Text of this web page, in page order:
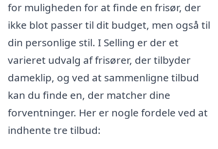
for muligheden for at finde en frisør, der
ikke blot passer til dit budget, men også til
din personlige stil. I Selling er der et
varieret udvalg af frisører, der tilbyder
dameklip, og ved at sammenligne tilbud
kan du finde en, der matcher dine
forventninger. Her er nogle fordele ved at
indhente tre tilbud: